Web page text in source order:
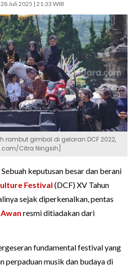
Juli 2025 | 21:33 WIB
rambut gimbal di gelaran DCF 2022,
Citra Ningsih]
Sebuah keputusan besar dan berani
Festival (DCF) XV Tahun
sejak diperkenalkan, pentas
resmi ditiadakan dari
fundamental festival yang
perpaduan musik dan budaya di